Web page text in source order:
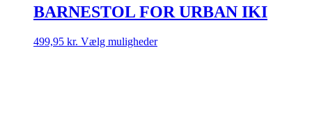
BARNESTOL FOR URBAN IKI
499,95 kr. Vælg mulighederDette